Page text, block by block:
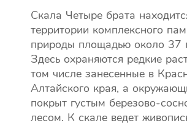
Скала Четыре брата
территории комплексного
природы площадью около 37
Здесь охраняются редкие
том числе занесенные в
Алтайского края, а
покрыт густым березово-
лесом. К скале ведет